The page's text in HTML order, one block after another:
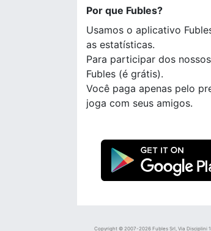
Por que Fubles?
Usamos o aplicativo
as estatísticas.
Para participar dos
Fubles (é grátis).
Você paga apenas pelo
joga com seus amigos.
Copyright © 2007-2026 Fubles Srl, Via Disciplini